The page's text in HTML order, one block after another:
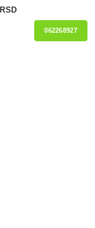
RSD
062268927